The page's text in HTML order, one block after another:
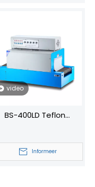
video
BS-400LD Teflon
krimpfoliemachine
Informeer